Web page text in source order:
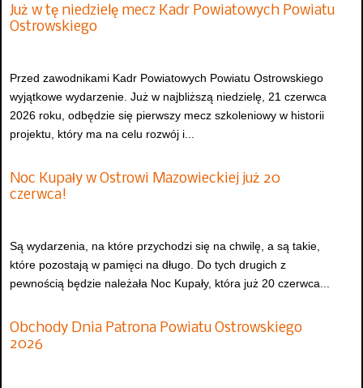
Już w tę niedzielę mecz Kadr Powiatowych Powiatu
Ostrowskiego
Przed zawodnikami Kadr Powiatowych Powiatu Ostrowskiego
wyjątkowe wydarzenie. Już w najbliższą niedzielę, 21 czerwca
2026 roku, odbędzie się pierwszy mecz szkoleniowy w historii
projektu, który ma na celu rozwój i...
Noc Kupały w Ostrowi Mazowieckiej już 20
czerwca!
Są wydarzenia, na które przychodzi się na chwilę, a są takie,
które pozostają w pamięci na długo. Do tych drugich z
pewnością będzie należała Noc Kupały, która już 20 czerwca...
Obchody Dnia Patrona Powiatu Ostrowskiego
2026